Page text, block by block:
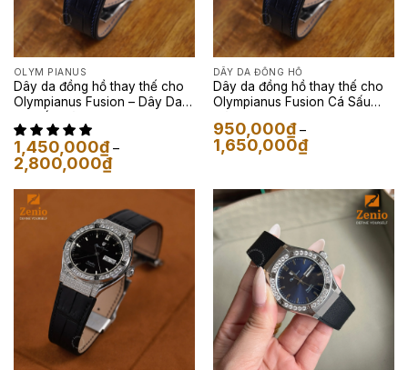
OLYM PIANUS
Dây da đồng hồ thay thế cho
Olympianus Fusion – Dây Da
1,450,000₫ –
2,800,000₫Khoảng
giá:
đến
2,800,000₫
DÂY DA ĐỒNG HỒ
Dây da đồng hồ thay thế cho
Olympianus Fusion Cá Sấu
950,000₫ –
1,650,000₫Khoảng
giá:
đến
1,650,000₫